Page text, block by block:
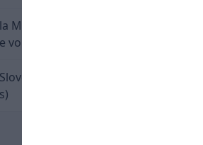
Messiho. Jorge podľahol
veku 68 rokov
U18 / Hlinka-Gretzky